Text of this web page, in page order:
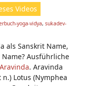
n:
Videos
yoga-vidya, sukadev-
als Sanskrit Name,
Ausführliche
. Aravinda
Lotus (Nymphea